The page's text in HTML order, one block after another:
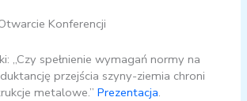
Konferencji
„Czy spełnienie wymagań normy na
przejścia szyny-ziemia chroni
metalowe.”Prezentacja.